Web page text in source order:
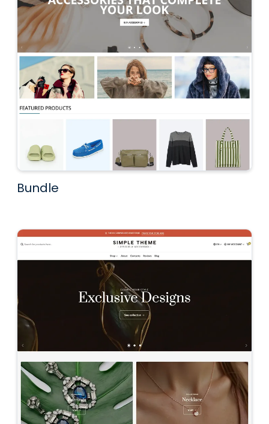
Bundle